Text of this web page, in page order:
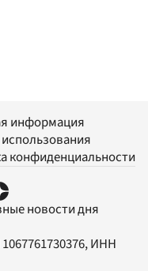
информация
конфиденциальности
новости дня
ИНН